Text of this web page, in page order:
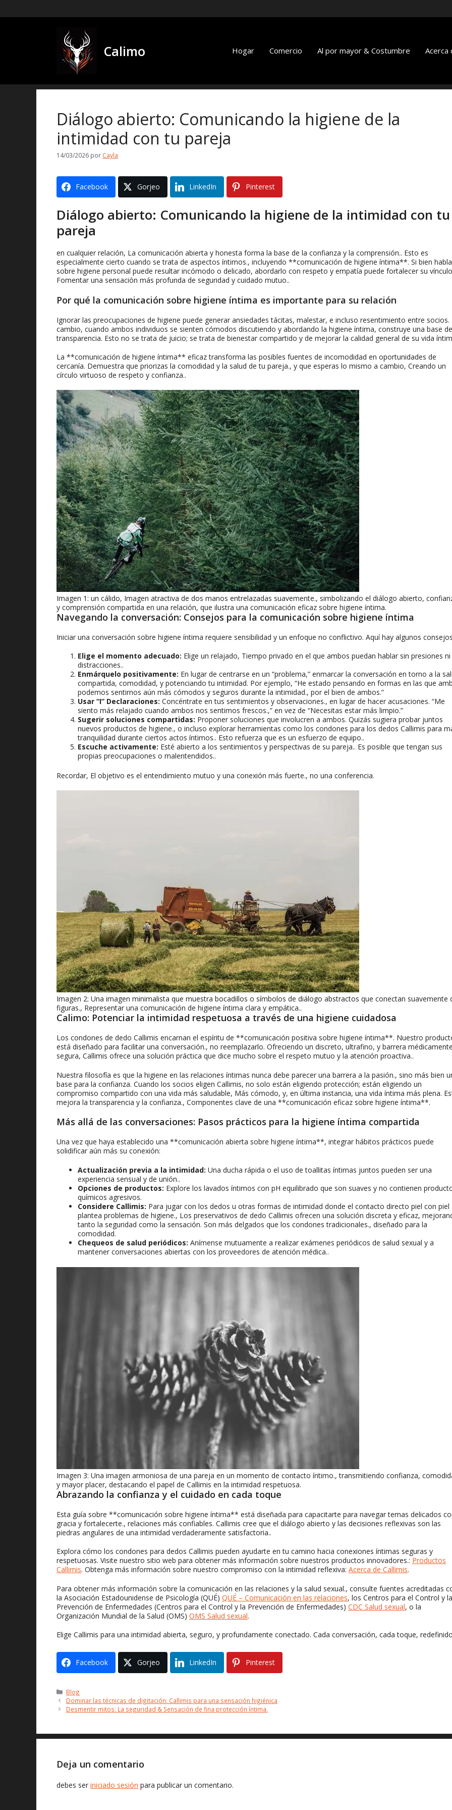
Calimo Hogar Comercio Al por mayor & Costumbre Acerca
Diálogo abierto: Comunicando la higiene de la
intimidad con tu pareja
14/03/2026 por Cayla
Facebook Gorjeo LinkedIn Pinterest
Diálogo abierto: Comunicando la higiene de la intimidad con tu
pareja
en cualquier relación, La comunicación abierta y honesta forma la base de la confianza y la comprensión.. Esto es
especialmente cierto cuando se trata de aspectos íntimos., incluyendo **comunicación de higiene íntima**. Si bien
sobre higiene personal puede resultar incómodo o delicado, abordarlo con respeto y empatía puede fortalecer su
Fomentar una sensación más profunda de seguridad y cuidado mutuo..
Por qué la comunicación sobre higiene íntima es importante para su relación
Ignorar las preocupaciones de higiene puede generar ansiedades tácitas, malestar, e incluso resentimiento entre socios.
cambio, cuando ambos individuos se sienten cómodos discutiendo y abordando la higiene íntima, construye una base de
transparencia. Esto no se trata de juicio; se trata de bienestar compartido y de mejorar la calidad general de su vida
La **comunicación de higiene íntima** eficaz transforma las posibles fuentes de incomodidad en oportunidades de
cercanía. Demuestra que priorizas la comodidad y la salud de tu pareja., y que esperas lo mismo a cambio, Creando un
círculo virtuoso de respeto y confianza..
Imagen 1: un cálido, Imagen atractiva de dos manos entrelazadas suavemente., simbolizando el diálogo abierto,
y comprensión compartida en una relación, que ilustra una comunicación eficaz sobre higiene íntima.
Navegando la conversación: Consejos para la comunicación sobre higiene íntima
Iniciar una conversación sobre higiene íntima requiere sensibilidad y un enfoque no conflictivo. Aquí hay algunos
Elige el momento adecuado: Elige un relajado, Tiempo privado en el que ambos puedan hablar sin presiones ni
distracciones..
Enmárquelo positivamente: En lugar de centrarse en un “problema,” enmarcar la conversación en torno a la
compartida, comodidad, y potenciando tu intimidad. Por ejemplo, “He estado pensando en formas en las que
podemos sentirnos aún más cómodos y seguros durante la intimidad., por el bien de ambos.”
Usar “I” Declaraciones: Concéntrate en tus sentimientos y observaciones., en lugar de hacer acusaciones. “Me
siento más relajado cuando ambos nos sentimos frescos.,” en vez de “Necesitas estar más limpio.”
Sugerir soluciones compartidas: Proponer soluciones que involucren a ambos. Quizás sugiera probar juntos
nuevos productos de higiene., o incluso explorar herramientas como los condones para los dedos Callimis para
tranquilidad durante ciertos actos íntimos.. Esto refuerza que es un esfuerzo de equipo..
Escuche activamente: Esté abierto a los sentimientos y perspectivas de su pareja.. Es posible que tengan sus
propias preocupaciones o malentendidos..
Recordar, El objetivo es el entendimiento mutuo y una conexión más fuerte., no una conferencia.
Imagen 2: Una imagen minimalista que muestra bocadillos o símbolos de diálogo abstractos que conectan suavemente
figuras., Representar una comunicación de higiene íntima clara y empática..
Calimo: Potenciar la intimidad respetuosa a través de una higiene cuidadosa
Los condones de dedo Callimis encarnan el espíritu de **comunicación positiva sobre higiene íntima**. Nuestro
está diseñado para facilitar una conversación., no reemplazarlo. Ofreciendo un discreto, ultrafino, y barrera médicamente
segura, Callimis ofrece una solución práctica que dice mucho sobre el respeto mutuo y la atención proactiva..
Nuestra filosofía es que la higiene en las relaciones íntimas nunca debe parecer una barrera a la pasión., sino más bien
base para la confianza. Cuando los socios eligen Callimis, no solo están eligiendo protección; están eligiendo un
compromiso compartido con una vida más saludable, Más cómodo, y, en última instancia, una vida íntima más plena.
mejora la transparencia y la confianza., Componentes clave de una **comunicación eficaz sobre higiene íntima**.
Más allá de las conversaciones: Pasos prácticos para la higiene íntima compartida
Una vez que haya establecido una **comunicación abierta sobre higiene íntima**, integrar hábitos prácticos puede
solidificar aún más su conexión:
Actualización previa a la intimidad: Una ducha rápida o el uso de toallitas íntimas juntos pueden ser una
experiencia sensual y de unión..
Opciones de productos: Explore los lavados íntimos con pH equilibrado que son suaves y no contienen
químicos agresivos.
Considere Callimis: Para jugar con los dedos u otras formas de intimidad donde el contacto directo piel con piel
plantea problemas de higiene., Los preservativos de dedo Callimis ofrecen una solución discreta y eficaz,
tanto la seguridad como la sensación. Son más delgados que los condones tradicionales., diseñado para la
comodidad.
Chequeos de salud periódicos: Anímense mutuamente a realizar exámenes periódicos de salud sexual y a
mantener conversaciones abiertas con los proveedores de atención médica..
Imagen 3: Una imagen armoniosa de una pareja en un momento de contacto íntimo., transmitiendo confianza,
y mayor placer, destacando el papel de Callimis en la intimidad respetuosa.
Abrazando la confianza y el cuidado en cada toque
Esta guía sobre **comunicación sobre higiene íntima** está diseñada para capacitarte para navegar temas delicados
gracia y fortalecerte., relaciones más confiables. Callimis cree que el diálogo abierto y las decisiones reflexivas son las
piedras angulares de una intimidad verdaderamente satisfactoria..
Explora cómo los condones para dedos Callimis pueden ayudarte en tu camino hacia conexiones íntimas seguras y
respetuosas. Visite nuestro sitio web para obtener más información sobre nuestros productos innovadores.: Productos
Callimis. Obtenga más información sobre nuestro compromiso con la intimidad reflexiva: Acerca de Callimis.
Para obtener más información sobre la comunicación en las relaciones y la salud sexual., consulte fuentes acreditadas
la Asociación Estadounidense de Psicología (QUÉ) QUÉ – Comunicación en las relaciones, los Centros para el Control y la
Prevención de Enfermedades (Centros para el Control y la Prevención de Enfermedades) CDC Salud sexual, o la
Organización Mundial de la Salud (OMS) OMS Salud sexual.
Elige Callimis para una intimidad abierta, seguro, y profundamente conectado. Cada conversación, cada toque,
Facebook Gorjeo LinkedIn Pinterest
Categorías
Blog
Dominar las técnicas de digitación: Callimis para una sensación higiénica
Desmentir mitos: La seguridad & Sensación de fina protección íntima.
Deja un comentario
debes ser iniciado sesión para publicar un comentario.